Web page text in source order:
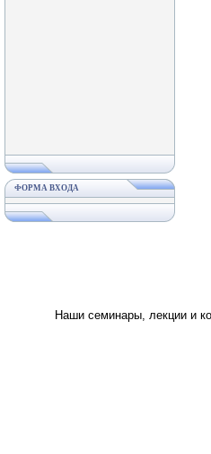
ФОРМА ВХОДА
Наши семинары, лекции и